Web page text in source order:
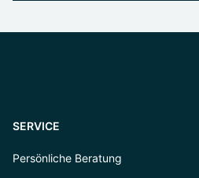
SERVICE
Persönliche Beratung